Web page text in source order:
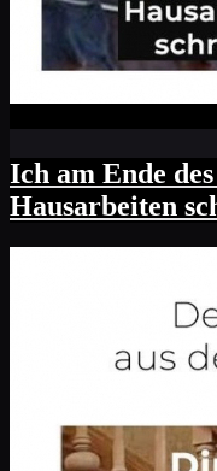
Ich am Ende
Hausarbeiten